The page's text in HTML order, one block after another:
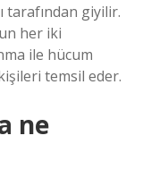
tarafından giyilir.
her iki
ile hücum
temsil eder.
ne